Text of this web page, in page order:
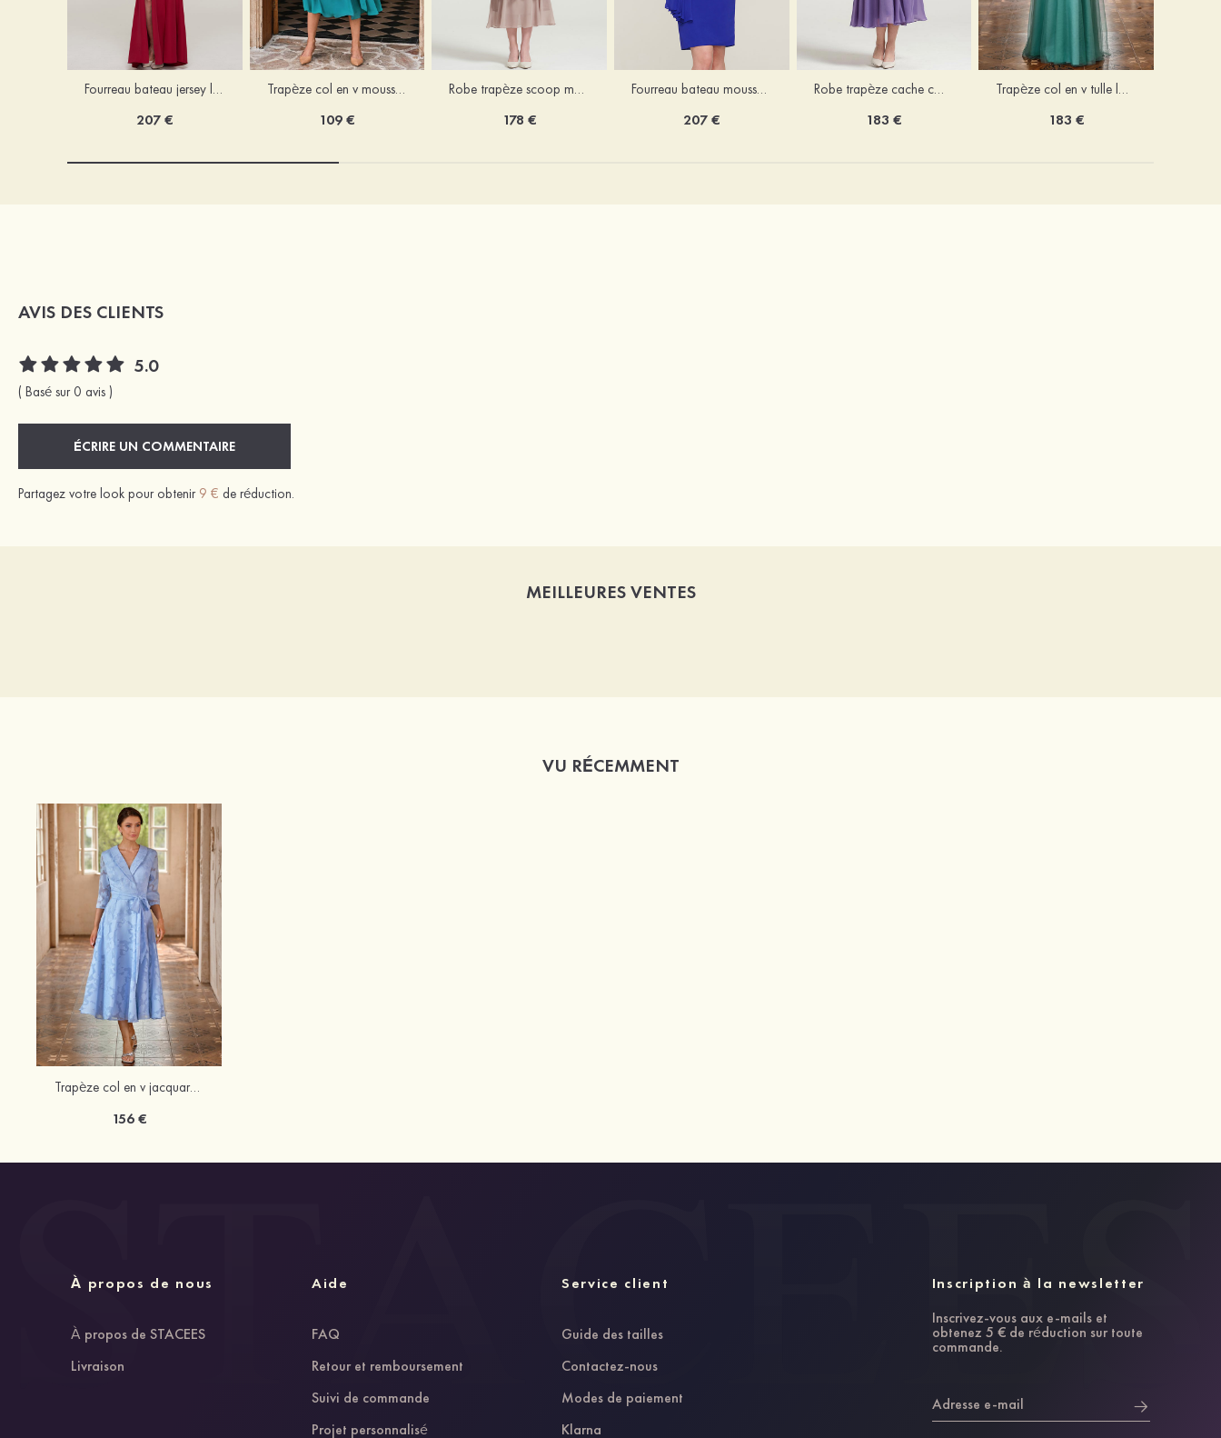
Fourreau bateau jersey longueur ras du sol robe de mère de la mariée avec appliqué fendue
207 €
Trapèze col en v mousseline longueur mollet robe de mère de la mariée avec plissé ceintures
109 €
Robe trapèze scoop mousseline longueur mollet robe de mère de la mariée avec appliqué volants veste
178 €
Fourreau bateau mousseline longueur genou robe de mère de la mariée avec appliqué perle plissé veste
207 €
Robe trapèze cache cœur mousseline longueur mollet robe de mère de la mariée avec plissé veste
183 €
Trapèze col en v tulle longueur ras du sol robe de mère de la mariée avec perles paillettes
183 €
AVIS DES CLIENTS
5.0
( Basé sur 0 avis )
ÉCRIRE UN COMMENTAIRE
Partagez votre look pour obtenir 9 € de réduction.
MEILLEURES VENTES
VU RÉCEMMENT
Trapèze col en v jacquard longueur mollet robe de mère de la mariée avec ceintures
156 €
À propos de nous
À propos de STACEES
Livraison
Aide
FAQ
Retour et remboursement
Suivi de commande
Projet personnalisé
Service client
Guide des tailles
Contactez-nous
Modes de paiement
Klarna
Inscription à la newsletter
Inscrivez-vous aux e-mails et
obtenez 5 € de réduction sur toute
commande.
Adresse e-mail